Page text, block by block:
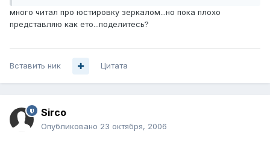
много читал про юстировку зеркалом...но пока плохо
представляю как ето...поделитесь?
Вставить ник Цитата
Sirco
Опубликовано 23 октября, 2006